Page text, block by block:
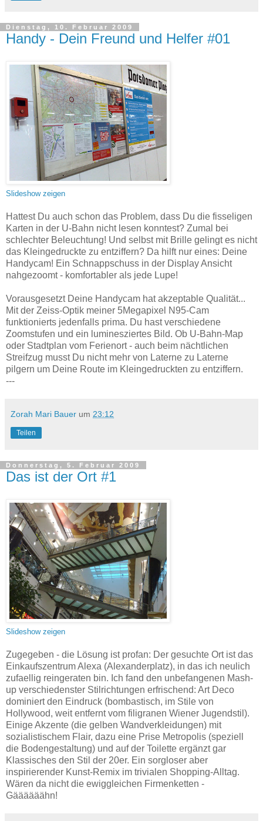
Dienstag, 10. Februar 2009
Handy - Dein Freund und Helfer #01
Slideshow zeigen
Hattest Du auch schon das Problem, dass Du die fisseligen
Karten in der U-Bahn nicht lesen konntest? Zumal bei
schlechter Beleuchtung! Und selbst mit Brille gelingt es nicht
das Kleingedruckte zu entziffern? Da hilft nur eines: Deine
Handycam! Ein Schnappschuss in der Display Ansicht
nahgezoomt - komfortabler als jede Lupe!
Vorausgesetzt Deine Handycam hat akzeptable Qualität...
Mit der Zeiss-Optik meiner 5Megapixel N95-Cam
funktionierts jedenfalls prima. Du hast verschiedene
Zoomstufen und ein luminesziertes Bild. Ob U-Bahn-Map
oder Stadtplan vom Ferienort - auch beim nächtlichen
Streifzug musst Du nicht mehr von Laterne zu Laterne
pilgern um Deine Route im Kleingedruckten zu entziffern.
---
Zorah Mari Bauer um 23:12
Teilen
Donnerstag, 5. Februar 2009
Das ist der Ort #1
Slideshow zeigen
Zugegeben - die Lösung ist profan: Der gesuchte Ort ist das
Einkaufszentrum Alexa (Alexanderplatz), in das ich neulich
zufaellig reingeraten bin. Ich fand den unbefangenen Mash-
up verschiedenster Stilrichtungen erfrischend: Art Deco
dominiert den Eindruck (bombastisch, im Stile von
Hollywood, weit entfernt vom filigranen Wiener Jugendstil).
Einige Akzente (die gelben Wandverkleidungen) mit
sozialistischem Flair, dazu eine Prise Metropolis (speziell
die Bodengestaltung) und auf der Toilette ergänzt gar
Klassisches den Stil der 20er. Ein sorgloser aber
inspirierender Kunst-Remix im trivialen Shopping-Alltag.
Wären da nicht die ewiggleichen Firmenketten -
Gäääääähn!